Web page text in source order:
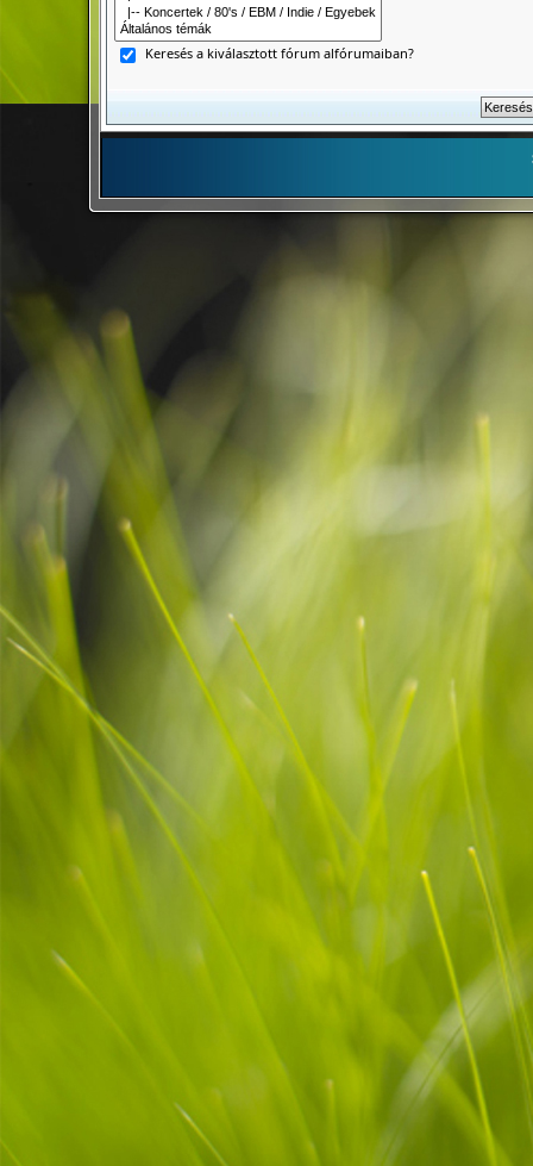
Keresés a kiválasztott fórum alfórumaiban?